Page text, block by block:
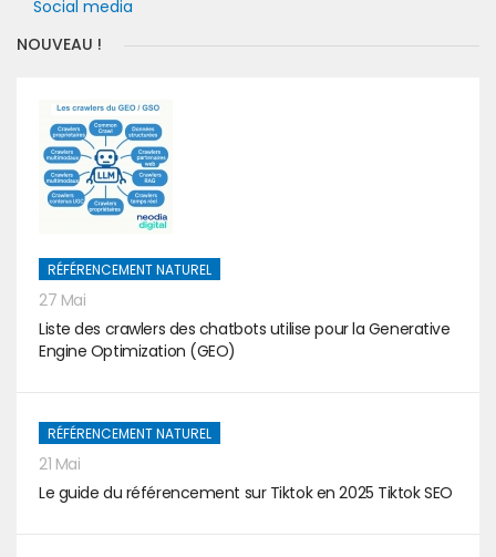
Social media
NOUVEAU !
RÉFÉRENCEMENT NATUREL
27 Mai
Liste des crawlers des chatbots utilise pour la Generative
Engine Optimization (GEO)
RÉFÉRENCEMENT NATUREL
21 Mai
Le guide du référencement sur Tiktok en 2025 Tiktok SEO